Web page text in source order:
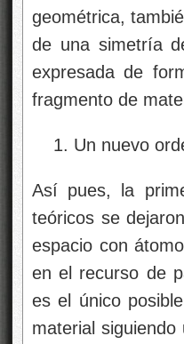
geométrica,
de una simetría
expresada de
fragmento de
Un nuevo
Así pues, la
teóricos se
espacio con
en el recurso de
es el único
material